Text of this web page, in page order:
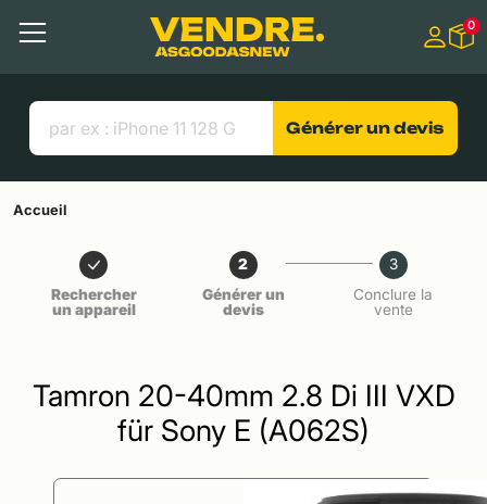
Contenu principal
Menu
Liens utiles
0
Générer un devis
Accueil
Rechercher
un appareil
2
Générer un
devis
3
Conclure la
vente
Tamron 20-40mm 2.8 Di III VXD
für Sony E (A062S)